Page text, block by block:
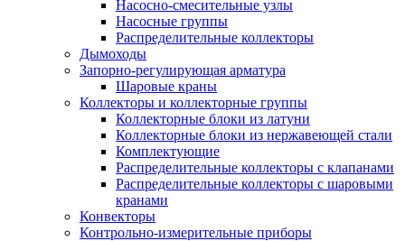
Насосно-смесительные узлы
Насосные группы
Распределительные коллекторы
Дымоходы
Запорно-регулирующая арматура
Шаровые краны
Коллекторы и коллекторные группы
Коллекторные блоки из латуни
Коллекторные блоки из нержавеющей стали
Комплектующие
Распределительные коллекторы с клапанами
Распределительные коллекторы с шаровыми
кранами
Конвекторы
Контрольно-измерительные приборы